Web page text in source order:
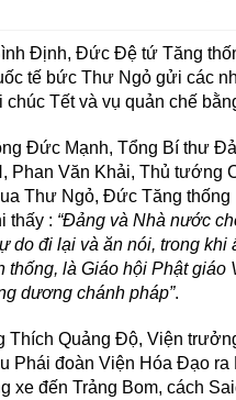
Ðịnh, Ðức Ðệ tứ Tăng
tế bức Thư Ngỏ gửi các
Tết và vụ quản chế
Ðức Mạnh, Tổng Bí thư
Phan Văn Khải, Thủ tướng
Thư Ngỏ, Ðức Tăng
thấy : “Ðảng và Nhà nước
do đi lại và ăn nói, trong khi
thống, là Giáo hội Phật
dương chánh pháp”.
Thích Quảng Ðộ, Viện
Phái đoàn Viện Hóa Ðạo
xe đến Trảng Bom, cách